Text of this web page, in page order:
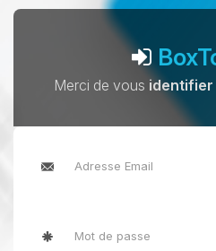
Merci de vous identifier